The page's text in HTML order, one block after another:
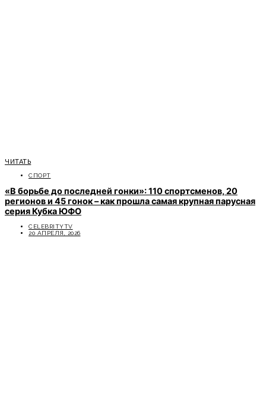
ЧИТАТЬ
СПОРТ
«В борьбе до последней гонки»: 110 спортсменов, 20
регионов и 45 гонок – как прошла самая крупная парусная
серия Кубка ЮФО
CELEBRITYTV
20 АПРЕЛЯ, 2026